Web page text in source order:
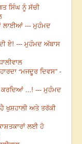
ਸਿੰਘ ਨੂੰ ਸੱਚੀ
ਲਾਈਆਂ --- ਮੁਹੰਮਦ
ਏ! --- ਮੁਹੰਮਦ ਅੱਬਾਸ
“ਮਜਦੂਰ ਦਿਵਸ” -
ਕਰਦਿਆਂ ...! --- ਮੁਹੰਮਦ
ਖੁਸ਼ਹਾਲੀ ਅਤੇ ਤਰੱਕੀ
ਲਈ ਹੋ